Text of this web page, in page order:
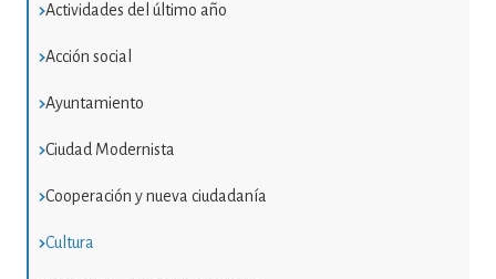
Actividades del último año
Acción social
Ayuntamiento
Ciudad Modernista
Cooperación y nueva ciudadanía
Cultura